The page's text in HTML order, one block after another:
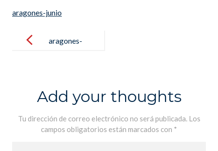
aragones-junio
navigation
aragones-
Add your thoughts
Tu dirección de correo electrónico no será publicada. Los
campos obligatorios están marcados con *